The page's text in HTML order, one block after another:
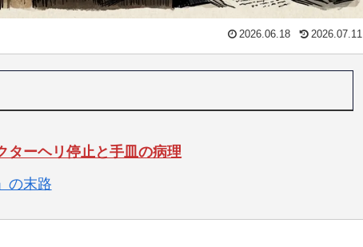
2026.06.18 2026.07.11
ターヘリ停止と手皿の病理
の末路